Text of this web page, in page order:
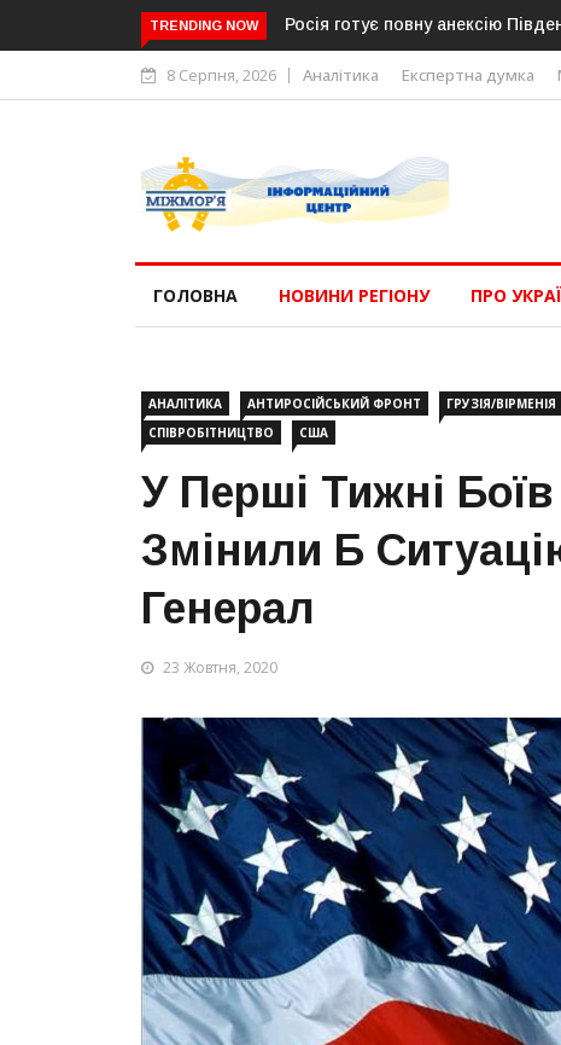
TRENDING NOW
Німеччина, Франція та Італія попередили про нову загрозу
8 Серпня, 2026 Аналітика Експертна думка
ГОЛОВНА НОВИНИ РЕГІОНУ ПРО
АНАЛІТИКА АНТИРОСІЙСЬКИЙ ФРОНТ ГРУЗІЯ/ВІРМЕНІЯ
СПІВРОБІТНИЦТВО
США
У Перші Тижні
Змінили Б
Генерал
23 Жовтня, 2020